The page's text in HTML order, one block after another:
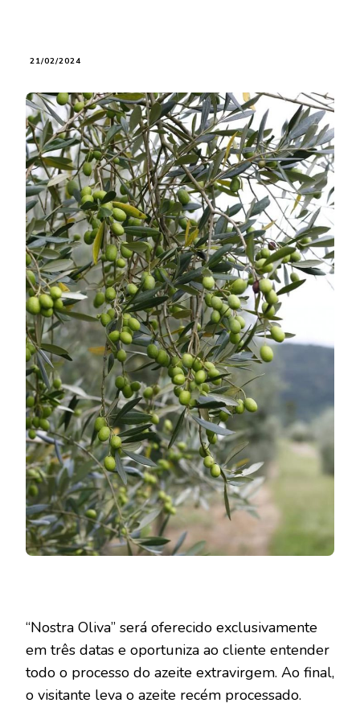
21/02/2024
“Nostra Oliva” será oferecido exclusivamente
em três datas e oportuniza ao cliente entender
todo o processo do azeite extravirgem. Ao final,
o visitante leva o azeite recém processado.